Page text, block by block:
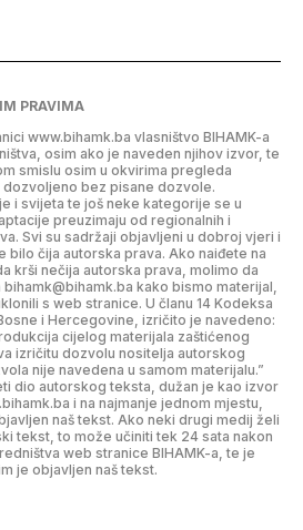
PRAVIMA
www.bihamk.ba vlasništvo BIHAMK-a
osim ako je naveden njihov izvor, te
smislu osim u okvirima pregleda
bez pisane dozvole.
i svijeta te još neke kategorije se u
preuzimaju od regionalnih i
Svi su sadržaji objavljeni u dobroj vjeri i
bilo čija autorska prava. Ako naiđete na
krši nečija autorska prava, molimo da
kako bismo materijal,
s web stranice. U članu 14 Kodeksa
i Hercegovine, izričito je navedeno:
cijelog materijala zaštićenog
izričitu dozvolu nositelja autorskog
nije navedena u samom materijalu.”
dio autorskog teksta, dužan je kao izvor
i na najmanje jednom mjestu,
naš tekst. Ako neki drugi medij želi
tekst, to može učiniti tek 24 sata nakon
web stranice BIHAMK-a, te je
je objavljen naš tekst.